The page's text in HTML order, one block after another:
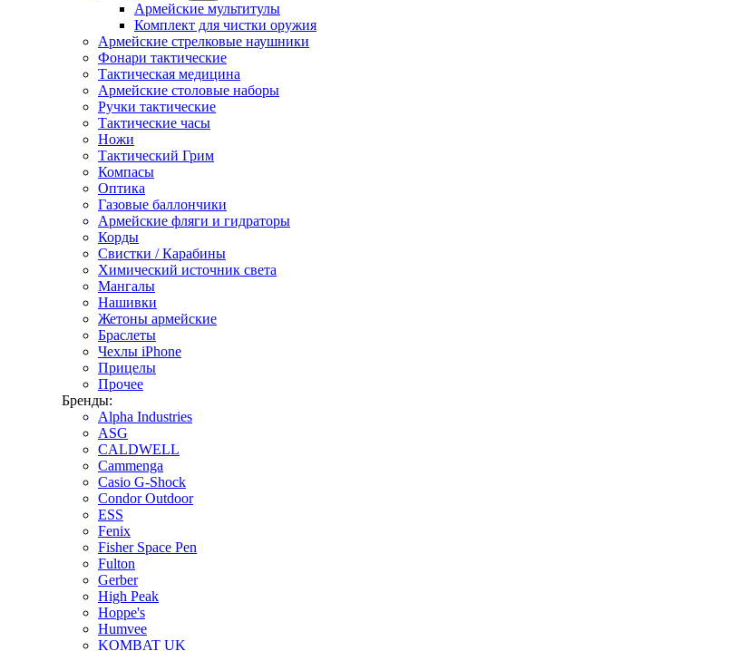
Армейские мультитулы
Комплект для чистки оружия
Армейские стрелковые наушники
Фонари тактические
Тактическая медицина
Армейские столовые наборы
Ручки тактические
Тактические часы
Ножи
Тактический Грим
Компасы
Оптика
Газовые баллончики
Армейские фляги и гидраторы
Корды
Свистки / Карабины
Химический источник света
Мангалы
Нашивки
Жетоны армейские
Браслеты
Чехлы iPhone
Прицелы
Прочее
Бренды:
Alpha Industries
ASG
CALDWELL
Cammenga
Casio G-Shock
Condor Outdoor
ESS
Fenix
Fisher Space Pen
Fulton
Gerber
High Peak
Hoppe's
Humvee
KOMBAT UK